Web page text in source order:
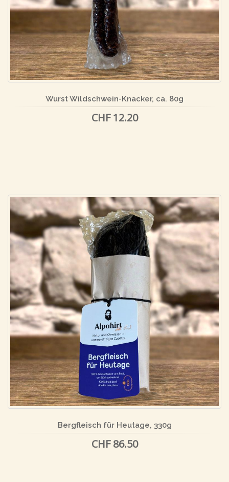
Wurst Wildschwein-Knacker, ca. 80g
CHF 12.20
Bergfleisch für Heutage, 330g
CHF 86.50